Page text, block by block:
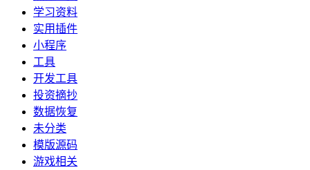
学习资料
实用插件
小程序
工具
开发工具
投资摘抄
数据恢复
未分类
模版源码
游戏相关